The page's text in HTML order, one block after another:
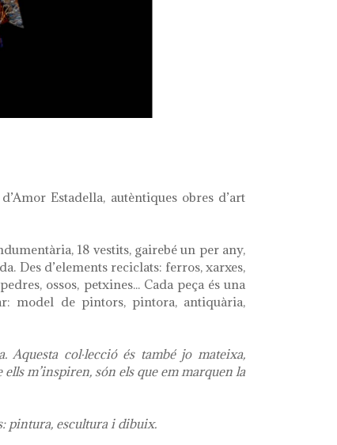
Estadella, autèntiques obres d’art
18 vestits, gairebé un per any,
Des d’elements reciclats: ferros, xarxes,
ossos, petxines... Cada peça és una
model de pintors, pintora, antiquària,
col·lecció és també jo mateixa,
m’inspiren, són els que em marquen la
pintura, escultura i dibuix.